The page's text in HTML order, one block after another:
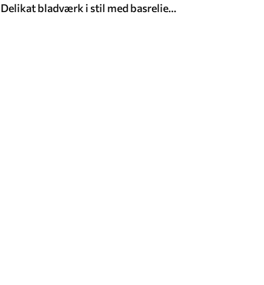
Delikat bladværk i stil med basrelieffer